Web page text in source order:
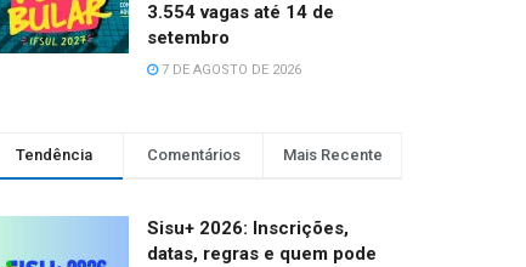
3.554 vagas até 14 de
setembro
7 DE AGOSTO DE 2026
Tendência Comentários Mais Recente
Sisu+ 2026: Inscrições,
datas, regras e quem pode